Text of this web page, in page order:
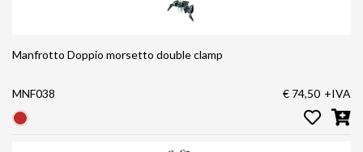
Manfrotto Doppio morsetto double clamp
MNF038 € 74,50 +IVA